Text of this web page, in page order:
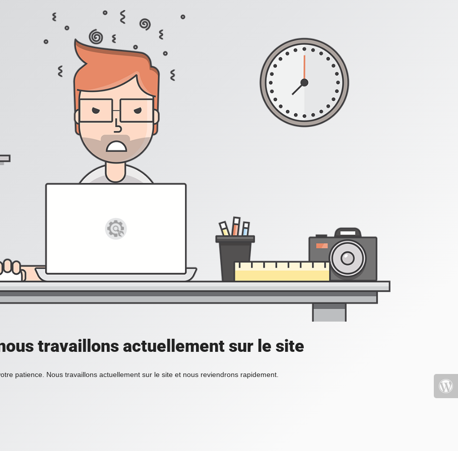
travaillons actuellement sur le site
patience. Nous travaillons actuellement sur le site et nous reviendrons rapidement.